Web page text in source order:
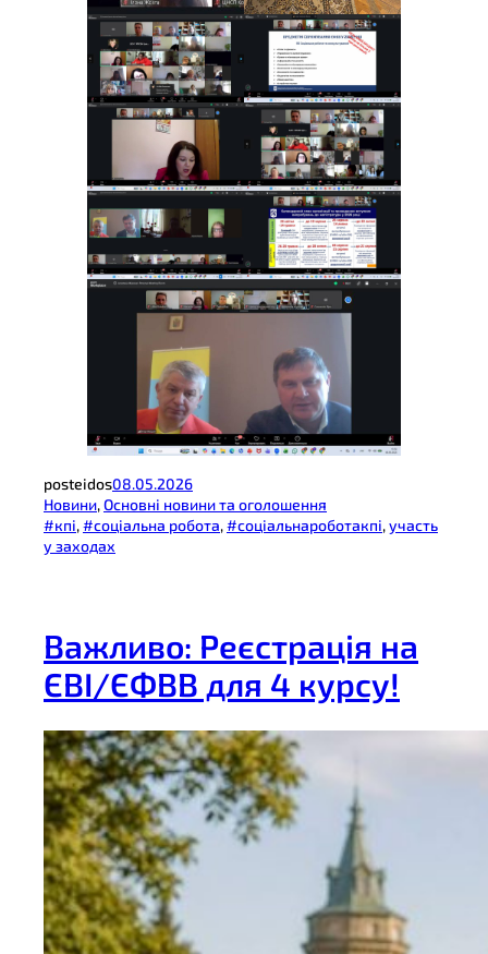
posteidos08.05.2026
Новини, Основні новини та оголошення
#кпі, #соціальна робота, #соціальнароботакпі, участь
у заходах
Важливо: Реєстрація на
ЄВІ/ЄФВВ для 4 курсу!